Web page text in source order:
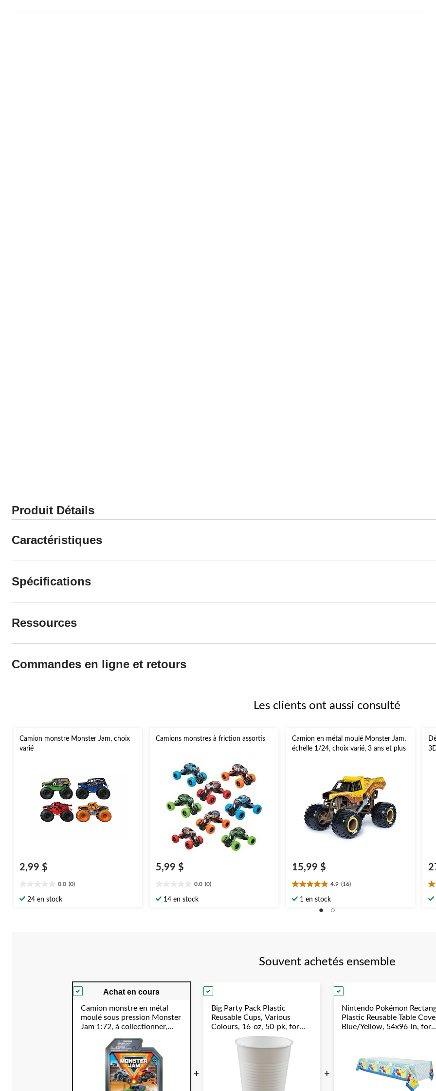
Produit Détails
Caractéristiques
Spécifications
Ressources
Commandes en ligne et retours
Les clients ont aussi consulté
Camion monstre Monster Jam, choix
varié
2,99 $
0.0 (0)
étoile(s)
24 en stock
Camions monstres à friction assortis
5,99 $
0.0 (0)
étoile(s)
14 en stock
Camion en métal moulé Monster Jam,
échelle 1/24, choix varié, 3 ans et plus
15,99 $
4.9 (16)
4.9
étoile(s)
1 en stock
Souvent achetés ensemble
Achat en cours
Camion monstre en métal
moulé sous pression Monster
Jam 1:72, à collectionner,
anniversaire/cadeau-surprise
+
Big Party Pack Plastic
Reusable Cups, Various
Colours, 16-oz, 50-pk, for
Christmas/Thanksgiving/New
Year's Eve/Birthday Party
+
Nintendo Pokémon
Plastic Reusable Table
Blue/Yellow, 54x96-in, for